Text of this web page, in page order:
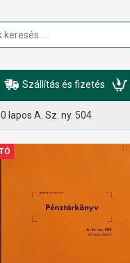
Szállítás és fizetés
lapos A. Sz. ny. 504